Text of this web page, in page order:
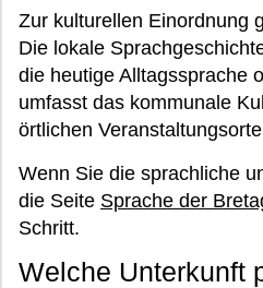
Zur kulturellen Einordnung
Die lokale
die heutige Alltagssprache
umfasst das kommunale
örtlichen
Wenn Sie die sprachliche
die Seite Sprache der
Schritt.
Welche Unterkunft